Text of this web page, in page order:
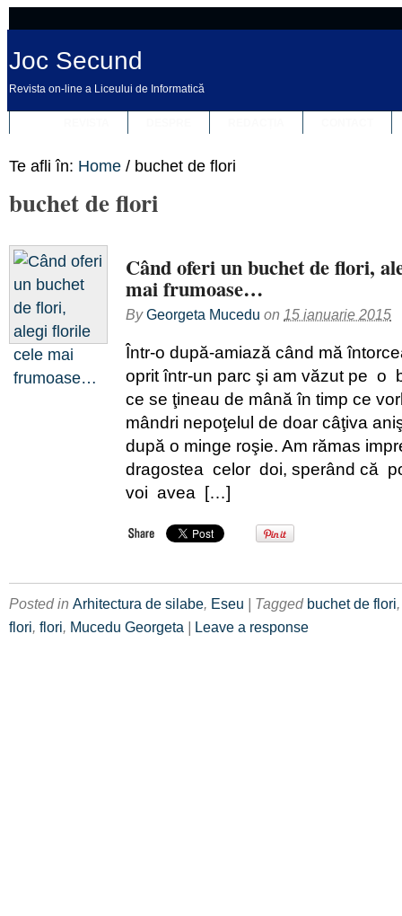
Joc Secund
Revista on-line a Liceului de Informatică
Te afli în: Home / buchet de flori
buchet de flori
Când oferi un buchet de flori,
mai frumoase…
ByGeorgeta Mucedu on 15 ianuarie 2015
Într-o după-amiază când mă
oprit într-un parc şi am văzut pe o
ce se ţineau de mână în timp ce
mândri nepoţelul de doar câţiva
după o minge roşie. Am rămas
dragostea celor doi, sperând că
voi avea […]
Posted in Arhitectura de silabe, Eseu | Tagged buchet de flori
flori, flori, Mucedu Georgeta | Leave a response